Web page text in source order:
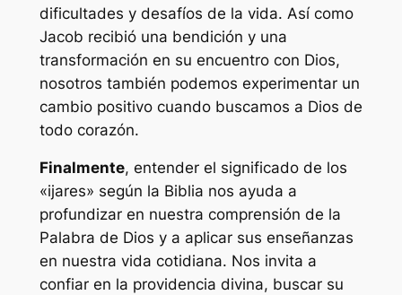
dificultades y desafíos de la vida. Así como
Jacob recibió una bendición y una
transformación en su encuentro con Dios,
nosotros también podemos experimentar un
cambio positivo cuando buscamos a Dios de
todo corazón.
Finalmente, entender el significado de los
«ijares» según la Biblia nos ayuda a
profundizar en nuestra comprensión de la
Palabra de Dios y a aplicar sus enseñanzas
en nuestra vida cotidiana. Nos invita a
confiar en la providencia divina, buscar su